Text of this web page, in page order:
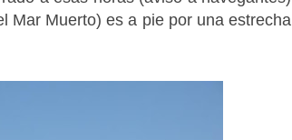
Mar Muerto) es a pie por una estrecha